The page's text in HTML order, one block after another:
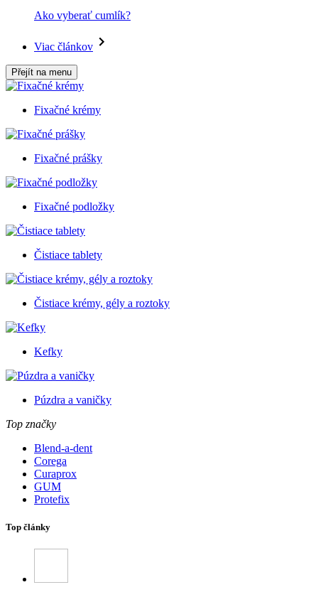
Ako vyberať cumlík?
Viac článkov
Přejít na menu
Fixačné krémy
Fixačné prášky
Fixačné podložky
Čistiace tablety
Čistiace krémy, gély a roztoky
Kefky
Púzdra a vaničky
Top značky
Blend-a-dent
Corega
Curaprox
GUM
Protefix
Top články